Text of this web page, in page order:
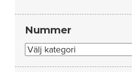
Nummer
Nummer